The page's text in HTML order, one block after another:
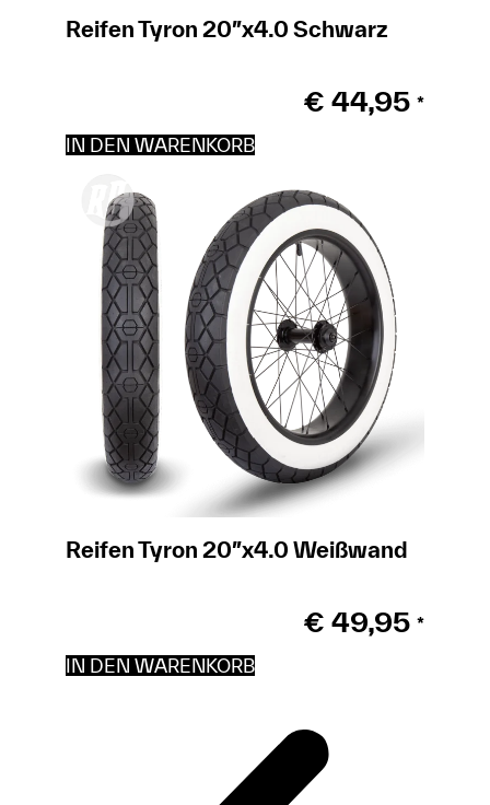
Reifen Tyron 20″x4.0 Schwarz
€ 44,95 *
IN DEN WARENKORB
Reifen Tyron 20″x4.0 Weißwand
€ 49,95 *
IN DEN WARENKORB